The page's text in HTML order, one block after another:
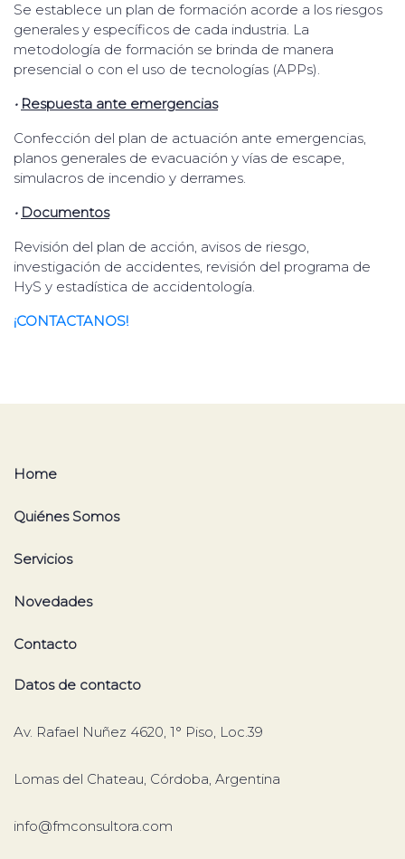
Se establece un plan de formación acorde a los riesgos
generales y específicos de cada industria. La
metodología de formación se brinda de manera
presencial o con el uso de tecnologías (APPs).
• Respuesta ante emergencias
Confección del plan de actuación ante emergencias,
planos generales de evacuación y vías de escape,
simulacros de incendio y derrames.
• Documentos
Revisión del plan de acción, avisos de riesgo,
investigación de accidentes, revisión del programa de
HyS y estadística de accidentología.
¡CONTACTANOS!
Home
Quiénes Somos
Servicios
Novedades
Contacto
Datos de contacto
Av. Rafael Nuñez 4620, 1° Piso, Loc.39
Lomas del Chateau, Córdoba, Argentina
info@fmconsultora.com